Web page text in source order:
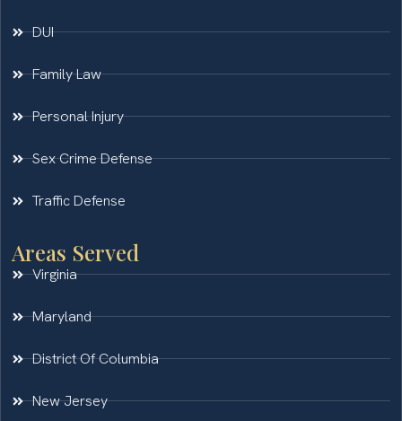
DUI
Family Law
Personal Injury
Sex Crime Defense
Traffic Defense
Areas Served
Virginia
Maryland
District Of Columbia
New Jersey